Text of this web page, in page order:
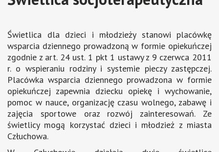
Świetlica dla dzieci i młodzieży stanowi placówkę
wsparcia dziennego prowadzoną w formie opiekuńczej
zgodnie z art. 24 ust. 1 pkt 1 ustawy z 9 czerwca 2011
r. o wspieraniu rodziny i systemie pieczy zastępczej.
Placówka wsparcia dziennego prowadzona w formie
opiekuńczej zapewnia dziecku opiekę i wychowanie,
pomoc w nauce, organizację czasu wolnego, zabawę i
zajęcia sportowe oraz rozwój zainteresowań. Ze
świetlicy mogą korzystać dzieci i młodzież z miasta
Człuchowa.